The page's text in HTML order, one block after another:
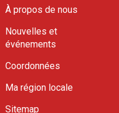
À propos de nous
Nouvelles et
événements
Coordonnées
Ma région locale
Sitemap